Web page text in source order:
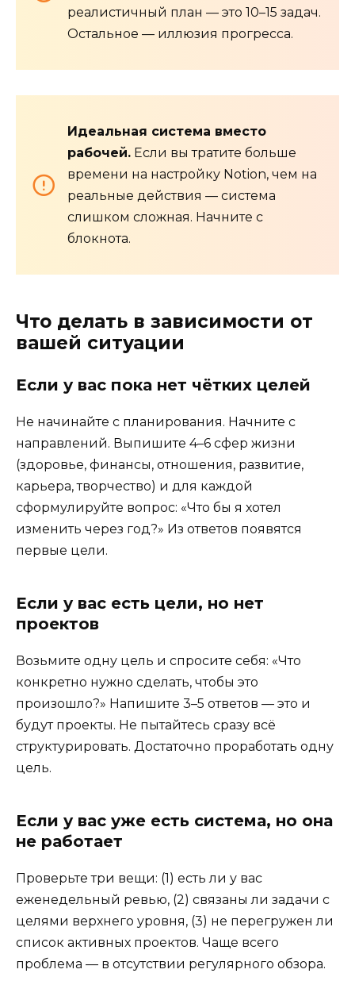
реалистичный план — это 10–15 задач.
Остальное — иллюзия прогресса.
Идеальная система вместо
рабочей. Если вы тратите больше
времени на настройку Notion, чем на
реальные действия — система
слишком сложная. Начните с
блокнота.
Что делать в зависимости от
вашей ситуации
Если у вас пока нет чётких целей
Не начинайте с планирования. Начните с
направлений. Выпишите 4–6 сфер жизни
(здоровье, финансы, отношения, развитие,
карьера, творчество) и для каждой
сформулируйте вопрос: «Что бы я хотел
изменить через год?» Из ответов появятся
первые цели.
Если у вас есть цели, но нет
проектов
Возьмите одну цель и спросите себя: «Что
конкретно нужно сделать, чтобы это
произошло?» Напишите 3–5 ответов — это и
будут проекты. Не пытайтесь сразу всё
структурировать. Достаточно проработать одну
цель.
Если у вас уже есть система, но она
не работает
Проверьте три вещи: (1) есть ли у вас
еженедельный ревью, (2) связаны ли задачи с
целями верхнего уровня, (3) не перегружен ли
список активных проектов. Чаще всего
проблема — в отсутствии регулярного обзора.